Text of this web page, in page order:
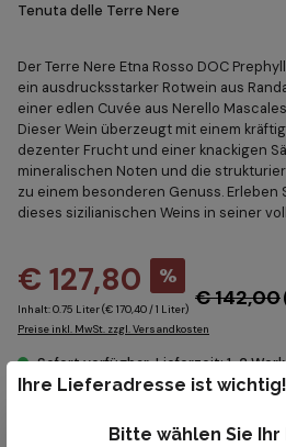
Tenuta delle Terre Nere
Der Terre Nere Etna Rosso DOC
ein ausdrucksstarker Rotwein aus
einer edlen Cuvée aus Nerello
Dieser Wein überzeugt mit einem
dezenter Frucht und einer knackigen
mineralischen Noten und die
zu einem besonderen Genuss. Erleben
dieses sizilianischen Weins in seiner
€ 127,80
%
€ 142,00
Inhalt:0.75 Liter(€ 170,40 / 1 Liter)
Preise inkl. MwSt. zzgl. Versandkosten
Sofort verfügbar, Lieferzeit: 1-2
Produkt Anzahl: Gib den gewünschten Wert ein
Ihre Lieferadresse ist wichtig!
Bitte wählen Sie